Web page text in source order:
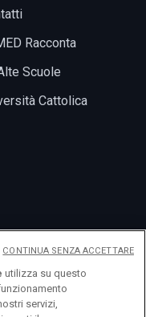
Racconta
Scuole
Cattolica
utilizza su questo
servizi,
CONTINUA SENZA ACCETTARE